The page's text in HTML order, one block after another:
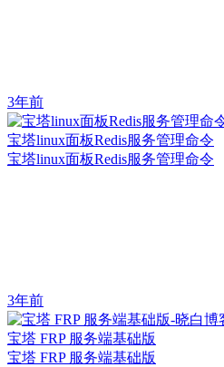
3年前
宝塔linux面板Redis服务管理命令
宝塔linux面板Redis服务管理命令
3年前
宝塔 FRP 服务端基础版
宝塔 FRP 服务端基础版